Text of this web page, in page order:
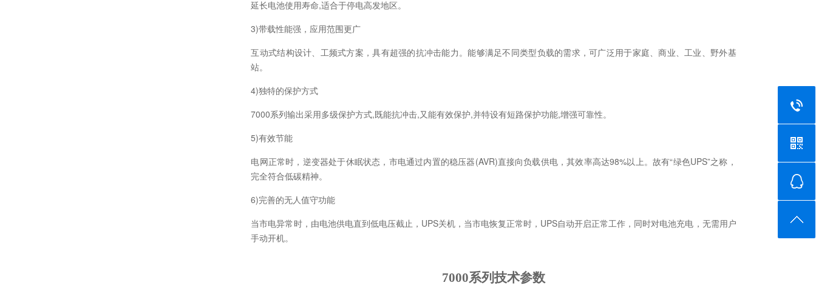
延长电池使用寿命,适合于停电高发地区。
3)带载性能强，应用范围更广
互动式结构设计、工频式方案，具有超强的抗冲击能力。能够满足不同类型负载的需求，可广泛用于家庭、商业、工业、野外基
站。
4)独特的保护方式
7000系列输出采用多级保护方式,既能抗冲击,又能有效保护,并特设有短路保护功能,增强可靠性。
5)有效节能
电网正常时，逆变器处于休眠状态，市电通过内置的稳压器(AVR)直接向负载供电，其效率高达98%以上。故有“绿色UPS”之称，
完全符合低碳精神。
6)完善的无人值守功能
当市电异常时，由电池供电直到低电压截止，UPS关机，当市电恢复正常时，UPS自动开启正常工作，同时对电池充电，无需用户
手动开机。
7000系列技术参数